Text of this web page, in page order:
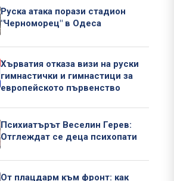
Руска атака порази стадион
"Черноморец" в Одеса
Хърватия отказа визи на руски
гимнастички и гимнастици за
европейското първенство
Психиатърът Веселин Герев:
Отглеждат се деца психопати
От плацдарм към фронт: как